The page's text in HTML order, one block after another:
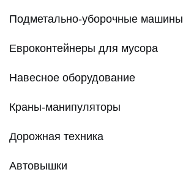
Подметально-уборочные машины
Евроконтейнеры для мусора
Навесное оборудование
Краны-манипуляторы
Дорожная техника
Автовышки